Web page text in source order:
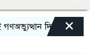
দিবস উপলক্ষে
×